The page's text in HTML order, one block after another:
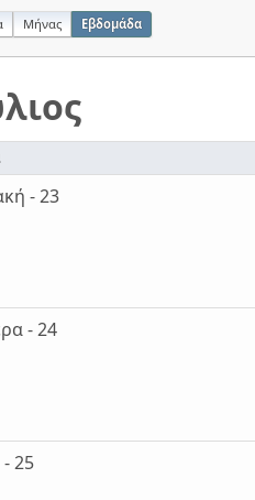
Μήνας Εβδομάδα
- 23
- 24
- 25